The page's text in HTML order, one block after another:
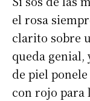
el rosa
clarito sobre
queda genial,
de piel
con rojo para